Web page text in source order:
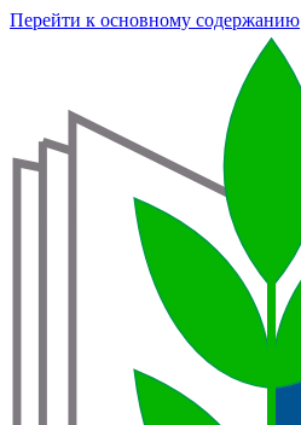
Перейти к основному содержанию